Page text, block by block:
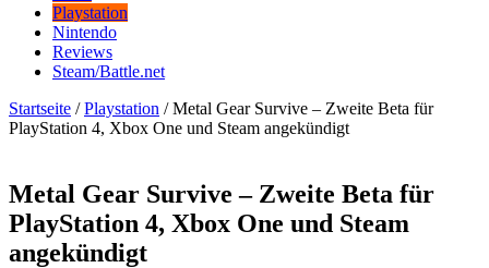
Playstation
Nintendo
Reviews
Steam/Battle.net
Startseite / Playstation / Metal Gear Survive – Zweite Beta für
PlayStation 4, Xbox One und Steam angekündigt
Metal Gear Survive – Zweite Beta für
PlayStation 4, Xbox One und Steam
angekündigt